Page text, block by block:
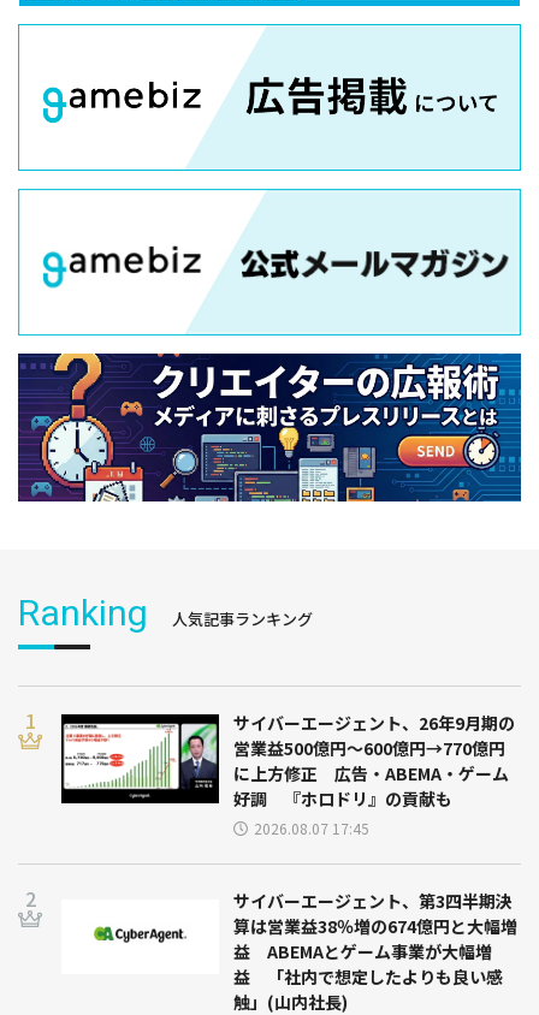
Ranking 人気記事ランキング
サイバーエージェント、26年9月期の
営業益500億円～600億円→770億円
に上方修正 広告・ABEMA・ゲーム
好調 『ホロドリ』の貢献も
2026.08.07 17:45
サイバーエージェント、第3四半期決
算は営業益38％増の674億円と大幅増
益 ABEMAとゲーム事業が大幅増
益 「社内で想定したよりも良い感
触」(山内社長)